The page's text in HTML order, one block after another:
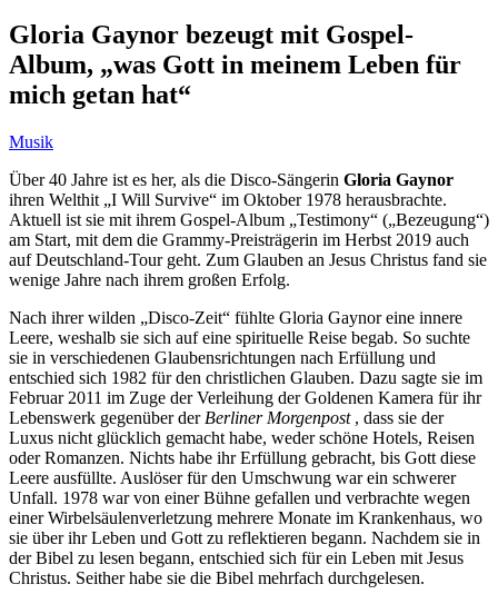
Gloria Gaynor bezeugt mit Gospel-
Album, „was Gott in meinem Leben für
mich getan hat“
Musik
Über 40 Jahre ist es her, als die Disco-Sängerin Gloria Gaynor
ihren Welthit „I Will Survive“ im Oktober 1978 herausbrachte.
Aktuell ist sie mit ihrem Gospel-Album „Testimony“ („Bezeugung“)
am Start, mit dem die Grammy-Preisträgerin im Herbst 2019 auch
auf Deutschland-Tour geht. Zum Glauben an Jesus Christus fand sie
wenige Jahre nach ihrem großen Erfolg.
Nach ihrer wilden „Disco-Zeit“ fühlte Gloria Gaynor eine innere
Leere, weshalb sie sich auf eine spirituelle Reise begab. So suchte
sie in verschiedenen Glaubensrichtungen nach Erfüllung und
entschied sich 1982 für den christlichen Glauben. Dazu sagte sie im
Februar 2011 im Zuge der Verleihung der Goldenen Kamera für ihr
Lebenswerk gegenüber der Berliner Morgenpost, dass sie der
Luxus nicht glücklich gemacht habe, weder schöne Hotels, Reisen
oder Romanzen. Nichts habe ihr Erfüllung gebracht, bis Gott diese
Leere ausfüllte. Auslöser für den Umschwung war ein schwerer
Unfall. 1978 war von einer Bühne gefallen und verbrachte wegen
einer Wirbelsäulenverletzung mehrere Monate im Krankenhaus, wo
sie über ihr Leben und Gott zu reflektieren begann. Nachdem sie in
der Bibel zu lesen begann, entschied sich für ein Leben mit Jesus
Christus. Seither habe sie die Bibel mehrfach durchgelesen.